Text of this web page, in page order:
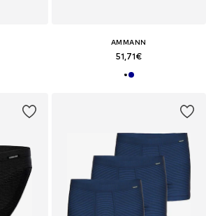
AMMANN
51,71€